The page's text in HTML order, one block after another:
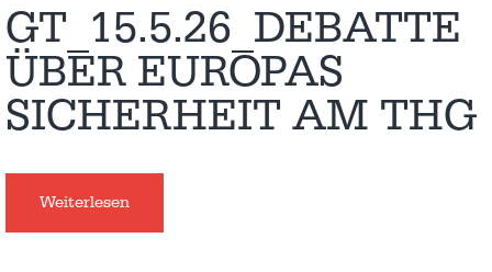
GT_15.5.26_DEBATTE
ÜBER EUROPAS
SICHERHEIT AM THG
Weiterlesen